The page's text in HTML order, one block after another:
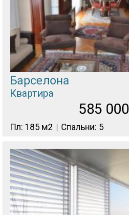
Барселона
Квартира
585 000
Пл: 185 м2 Спальни: 5